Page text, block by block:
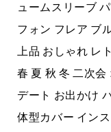
ュームスリーブ
フォン フレア ブ
上品 おしゃれ レ
春 夏 秋 冬 二次
デート お出かけ
体型カバー イン